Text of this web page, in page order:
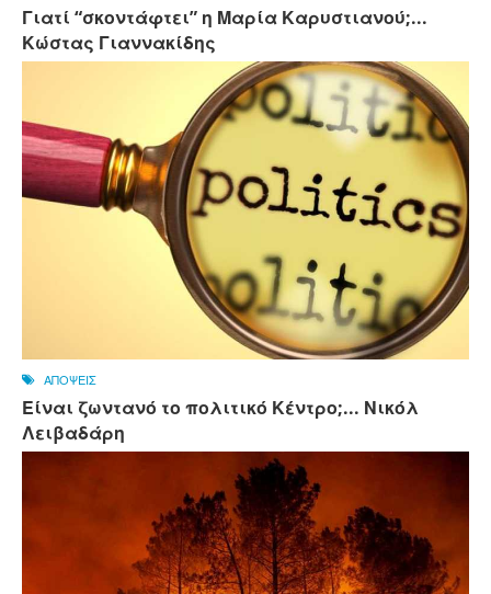
Γιατί “σκοντάφτει” η Μαρία Καρυστιανού;...
Κώστας Γιαννακίδης
ΑΠΟΨΕΙΣ
Είναι ζωντανό το πολιτικό Κέντρο;... Νικόλ
Λειβαδάρη